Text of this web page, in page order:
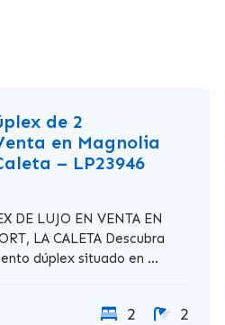
de 2
en Magnolia
– LP23946
DE LUJO EN VENTA EN
LA CALETA Descubra
dúplex situado en ...
2 2